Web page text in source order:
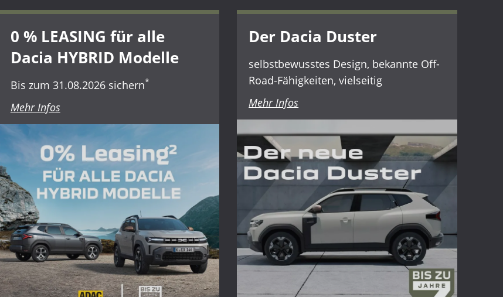
Räder, Reifen & Felgen
Karosserie & Lack
CCH Kundenkarte
0 % LEASING für alle
Dacia HYBRID Modelle
Bis zum 31.08.2026 sichern*
Mehr Infos
Der Dacia Duster
selbstbewusstes Design, bekannte Off-
Road-Fähigkeiten, vielseitig
Mehr Infos